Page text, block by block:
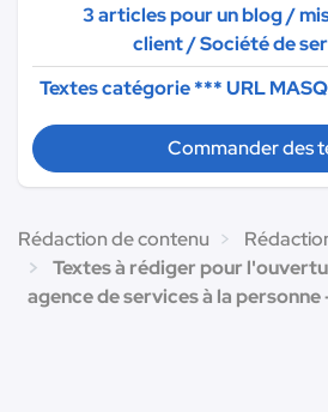
3 articles pour un blog /
client / Société de
Textes catégorie*** URL
Commander des
Rédaction de contenu
Textes à rédiger pour
agence de services à la